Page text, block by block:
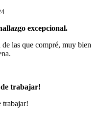
excepcional.
de las que compré, muy bien
trabajar!
trabajar!